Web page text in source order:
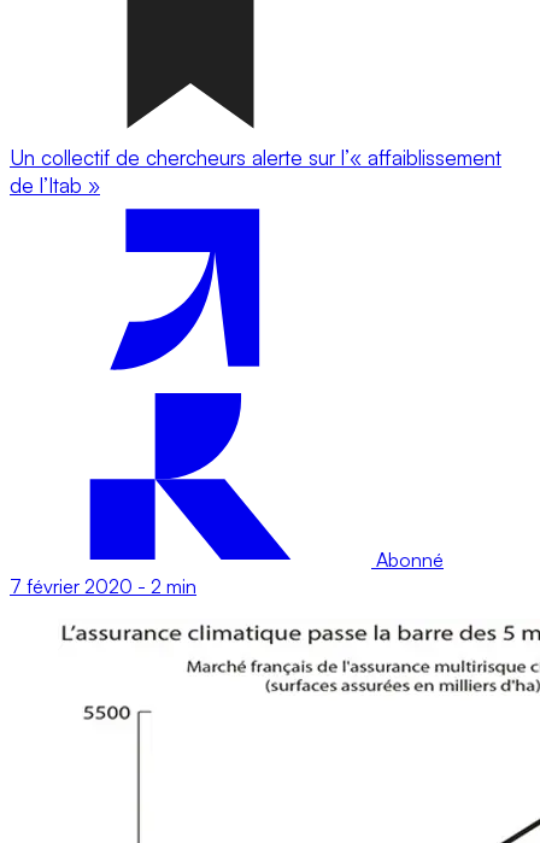
Un collectif de chercheurs alerte sur l’« affaiblissement
de l’Itab »
Abonné
7 février 2020 - 2 min